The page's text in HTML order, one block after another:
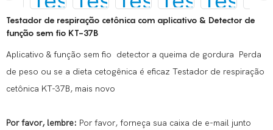
Testador de respiração cetônica com aplicativo & Detector de
função sem fio KT-37B
Aplicativo & função sem fio detector a queima de gordura Perda
de peso ou se a dieta cetogênica é eficaz Testador de respiração
cetônica KT-37B, mais novo
Por favor, lembre: Por favor, forneça sua caixa de e-mail junto